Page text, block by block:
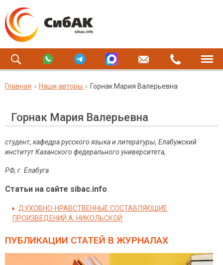
Главная Наши авторы Горнак Мария Валерьевна
Горнак Мария Валерьевна
студент, кафедра русского языка и литературы, Елабужский
институт Казанского федерального университета,
РФ, г. Елабуга
Статьи на сайте sibac.info
ДУХОВНО-НРАВСТВЕННЫЕ СОСТАВЛЯЮЩИЕ
ПРОИЗВЕДЕНИЙ А. НИКОЛЬСКОЙ
ПУБЛИКАЦИИ СТАТЕЙ В ЖУРНАЛАХ